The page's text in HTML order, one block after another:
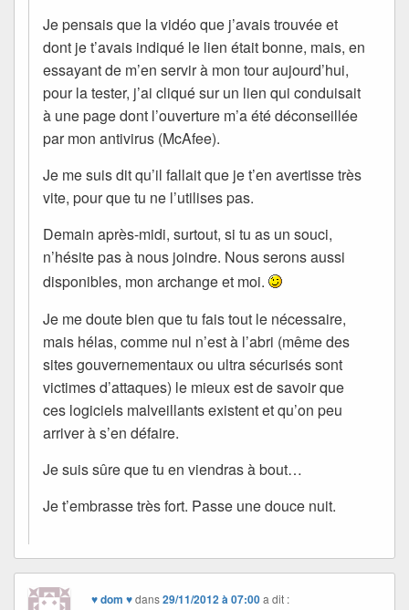
Je pensais que la vidéo que j’avais trouvée et
dont je t’avais indiqué le lien était bonne, mais, en
essayant de m’en servir à mon tour aujourd’hui,
pour la tester, j’ai cliqué sur un lien qui conduisait
à une page dont l’ouverture m’a été déconseillée
par mon antivirus (McAfee).
Je me suis dit qu’il fallait que je t’en avertisse très
vite, pour que tu ne l’utilises pas.
Demain après-midi, surtout, si tu as un souci,
n’hésite pas à nous joindre. Nous serons aussi
disponibles, mon archange et moi.
Je me doute bien que tu fais tout le nécessaire,
mais hélas, comme nul n’est à l’abri (même des
sites gouvernementaux ou ultra sécurisés sont
victimes d’attaques) le mieux est de savoir que
ces logiciels malveillants existent et qu’on peu
arriver à s’en défaire.
Je suis sûre que tu en viendras à bout…
Je t’embrasse très fort. Passe une douce nuit.
♥ dom ♥dans29/11/2012 à 07:00 a dit :